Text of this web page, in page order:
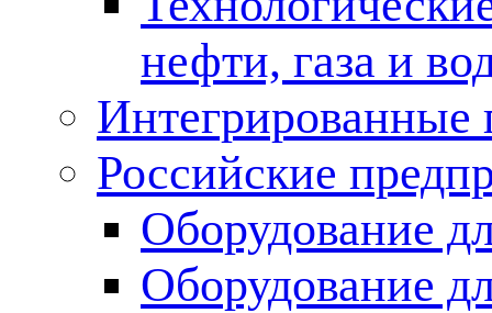
нефти, газа и
Российские
Оборудование
Оборудование